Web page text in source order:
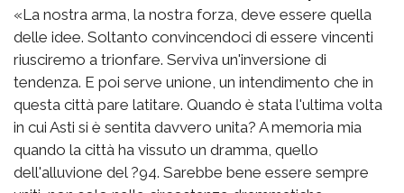
«La nostra arma, la nostra forza, deve essere quella
delle idee. Soltanto convincendoci di essere vincenti
riusciremo a trionfare. Serviva un'inversione di
tendenza. E poi serve unione, un intendimento che in
questa città pare latitare. Quando è stata l'ultima volta
in cui Asti si è sentita davvero unita? A memoria mia
quando la città ha vissuto un dramma, quello
dell'alluvione del ?94. Sarebbe bene essere sempre